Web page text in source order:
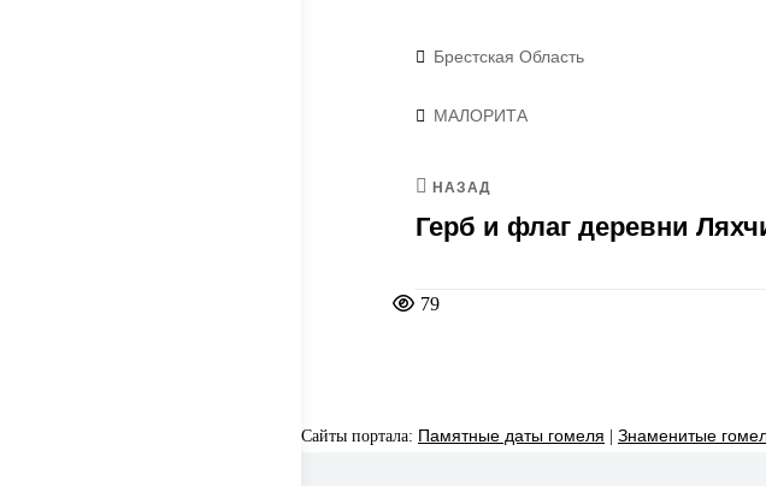
Рубрики
Брестская Область
Метки
МАЛОРИТА
НАЗАД
Герб и флаг деревни
79
Сайты портала: Памятные даты гомеля | Знаменитые